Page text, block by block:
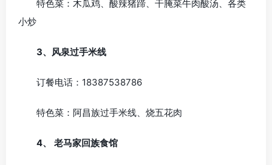
特色菜：木瓜鸡、酸辣猪蹄、干腌菜牛肉酸汤、各类
小炒
3、 风泉过手米线
订餐电话：18387538786
特色菜：阿昌族过手米线、烧五花肉
4、 老马家回族食馆